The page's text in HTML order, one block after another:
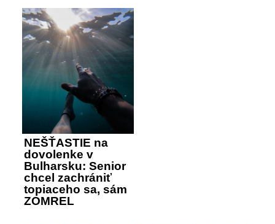
NEŠŤASTIE na
dovolenke v
Bulharsku: Senior
chcel zachrániť
topiaceho sa, sám
ZOMREL